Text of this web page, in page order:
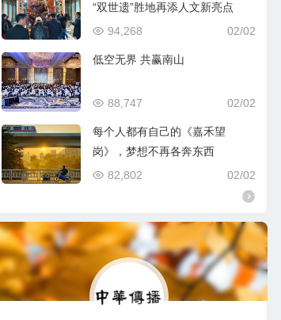
“双世遗”胜地再添人文新亮点
02/02
94,268
低空无界 共赢南山
02/02
88,747
每个人都有自己的《嘉禾望
岗》，梦想不再各奔东西
02/02
82,802